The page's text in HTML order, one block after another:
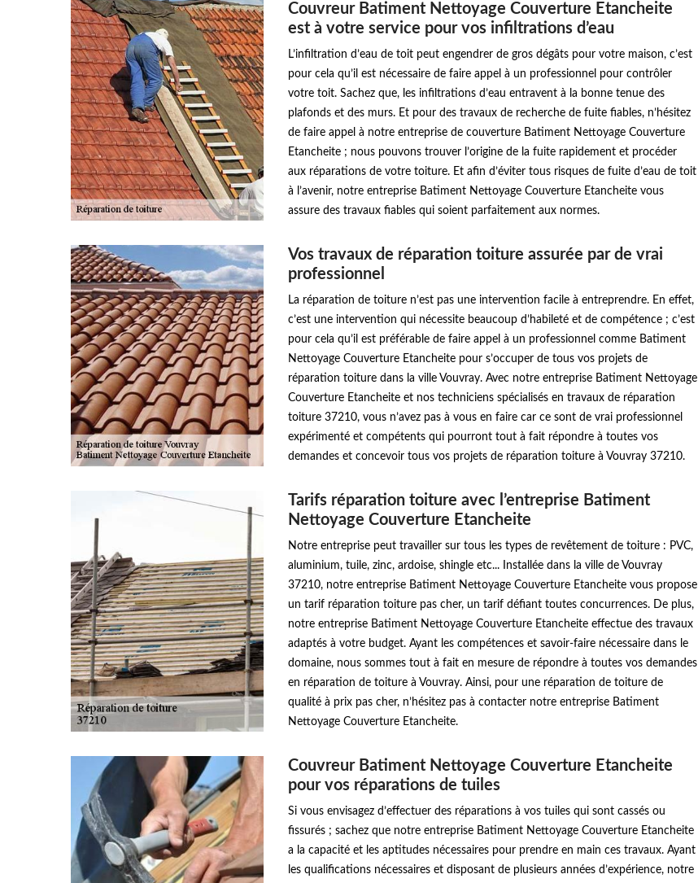
Couvreur Batiment Nettoyage Couverture Etancheite
est à votre service pour vos infiltrations d’eau
L’infiltration d’eau de toit peut engendrer de gros dégâts pour votre maison, c’est
pour cela qu’il est nécessaire de faire appel à un professionnel pour contrôler
votre toit. Sachez que, les infiltrations d’eau entravent à la bonne tenue des
plafonds et des murs. Et pour des travaux de recherche de fuite fiables, n’hésitez
de faire appel à notre entreprise de couverture Batiment Nettoyage Couverture
Etancheite ; nous pouvons trouver l’origine de la fuite rapidement et procéder
aux réparations de votre toiture. Et afin d’éviter tous risques de fuite d’eau de toit
à l’avenir, notre entreprise Batiment Nettoyage Couverture Etancheite vous
assure des travaux fiables qui soient parfaitement aux normes.
Vos travaux de réparation toiture assurée par de vrai
professionnel
La réparation de toiture n’est pas une intervention facile à entreprendre. En effet,
c’est une intervention qui nécessite beaucoup d’habileté et de compétence ; c’est
pour cela qu’il est préférable de faire appel à un professionnel comme Batiment
Nettoyage Couverture Etancheite pour s’occuper de tous vos projets de
réparation toiture dans la ville Vouvray. Avec notre entreprise Batiment Nettoyage
Couverture Etancheite et nos techniciens spécialisés en travaux de réparation
toiture 37210, vous n’avez pas à vous en faire car ce sont de vrai professionnel
expérimenté et compétents qui pourront tout à fait répondre à toutes vos
demandes et concevoir tous vos projets de réparation toiture à Vouvray 37210.
Tarifs réparation toiture avec l’entreprise Batiment
Nettoyage Couverture Etancheite
Notre entreprise peut travailler sur tous les types de revêtement de toiture : PVC,
aluminium, tuile, zinc, ardoise, shingle etc... Installée dans la ville de Vouvray
37210, notre entreprise Batiment Nettoyage Couverture Etancheite vous propose
un tarif réparation toiture pas cher, un tarif défiant toutes concurrences. De plus,
notre entreprise Batiment Nettoyage Couverture Etancheite effectue des travaux
adaptés à votre budget. Ayant les compétences et savoir-faire nécessaire dans le
domaine, nous sommes tout à fait en mesure de répondre à toutes vos demandes
en réparation de toiture à Vouvray. Ainsi, pour une réparation de toiture de
qualité à prix pas cher, n’hésitez pas à contacter notre entreprise Batiment
Nettoyage Couverture Etancheite.
Couvreur Batiment Nettoyage Couverture Etancheite
pour vos réparations de tuiles
Si vous envisagez d’effectuer des réparations à vos tuiles qui sont cassés ou
fissurés ; sachez que notre entreprise Batiment Nettoyage Couverture Etancheite
a la capacité et les aptitudes nécessaires pour prendre en main ces travaux. Ayant
les qualifications nécessaires et disposant de plusieurs années d’expérience, notre